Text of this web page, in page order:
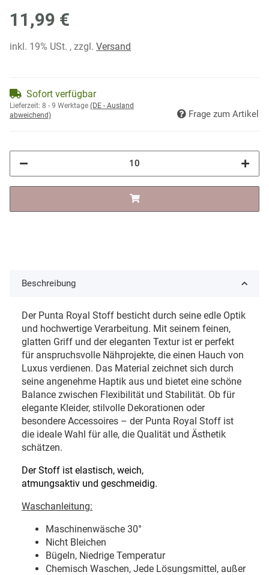
11,99 €
inkl. 19% USt. , zzgl. Versand
Sofort verfügbar
Lieferzeit: 8 - 9 Werktage (DE - Ausland
abweichend)
Frage zum Artikel
Beschreibung
Der Punta Royal Stoff besticht durch seine edle Optik
und hochwertige Verarbeitung. Mit seinem feinen,
glatten Griff und der eleganten Textur ist er perfekt
für anspruchsvolle Nähprojekte, die einen Hauch von
Luxus verdienen. Das Material zeichnet sich durch
seine angenehme Haptik aus und bietet eine schöne
Balance zwischen Flexibilität und Stabilität. Ob für
elegante Kleider, stilvolle Dekorationen oder
besondere Accessoires – der Punta Royal Stoff ist
die ideale Wahl für alle, die Qualität und Ästhetik
schätzen.
Der Stoff ist elastisch, weich,
atmungsaktiv und geschmeidig.
Waschanleitung:
Maschinenwäsche 30°
Nicht Bleichen
Bügeln, Niedrige Temperatur
Chemisch Waschen, Jede Lösungsmittel, außer